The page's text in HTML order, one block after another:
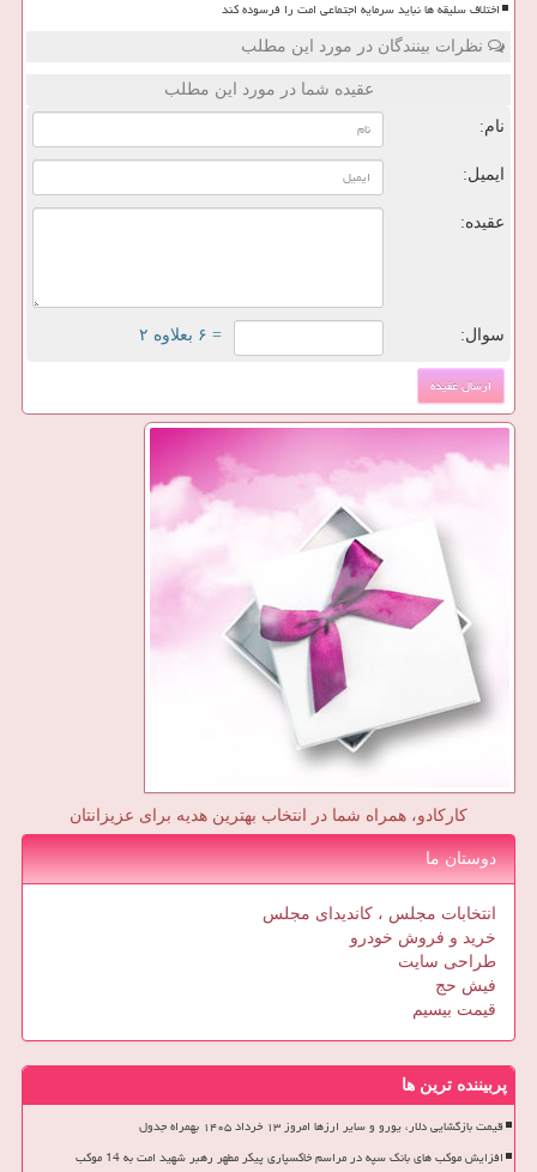
اختلاف سلیقه ها نباید سرمایه اجتماعی امت را فرسوده کند
نظرات بینندگان در مورد این مطلب
عقیده شما در مورد این مطلب
نام:
ایمیل:
عقیده:
سوال: = ۶ بعلاوه ۲
کارکادو، همراه شما در انتخاب بهترین هدیه برای عزیزانتان
دوستان ما
انتخابات مجلس ، کاندیدای مجلس
خرید و فروش خودرو
طراحی سایت
فیش حج
قیمت بیسیم
پربیننده ترین ها
قیمت بازگشایی دلار، یورو و سایر ارزها امروز ۱۳ خرداد ۱۴۰۵ بهمراه جدول
افزایش موکب های بانک سپه در مراسم خاکسپاری پیکر مطهر رهبر شهید امت به 14 موکب